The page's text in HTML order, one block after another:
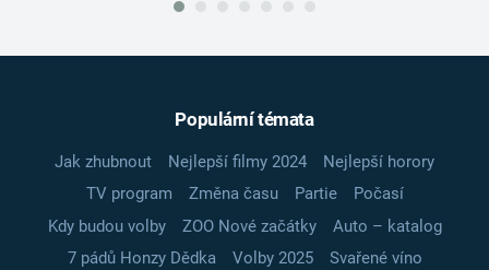
Populární témata
Jak zhubnout Nejlepší filmy 2024
Nejlepší horory
TV program
Změna času Partie
Počasí
Kdy budou volby
ZOO Nové začátky
Auto – katalog
7 pádů Honzy Dědka
Volby 2025
Svařené víno